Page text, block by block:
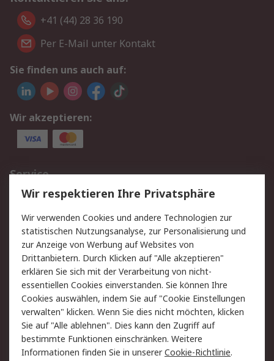
+41 (44) 28 36 190
Per E-Mail unter Kontakt
Sie finden uns auch auf:
Wir akzeptieren:
Service
Value Added Services
Lieferlösungen
Rücksendungen
Kontakt
Hilfe
Rechtliches
AGB
Datenschutz
Cookie-Richtlinie
Zahlungsbedingungen
Copyright/Impressum
Über RS
Wir respektieren Ihre Privatsphäre
Wir verwenden Cookies und andere Technologien zur
statistischen Nutzungsanalyse, zur Personalisierung und
zur Anzeige von Werbung auf Websites von
Drittanbietern. Durch Klicken auf "Alle akzeptieren"
erklären Sie sich mit der Verarbeitung von nicht-
essentiellen Cookies einverstanden. Sie können Ihre
Cookies auswählen, indem Sie auf "Cookie Einstellungen
verwalten" klicken. Wenn Sie dies nicht möchten, klicken
Sie auf "Alle ablehnen". Dies kann den Zugriff auf
bestimmte Funktionen einschränken. Weitere
Informationen finden Sie in unsererCookie-Richtlinie.